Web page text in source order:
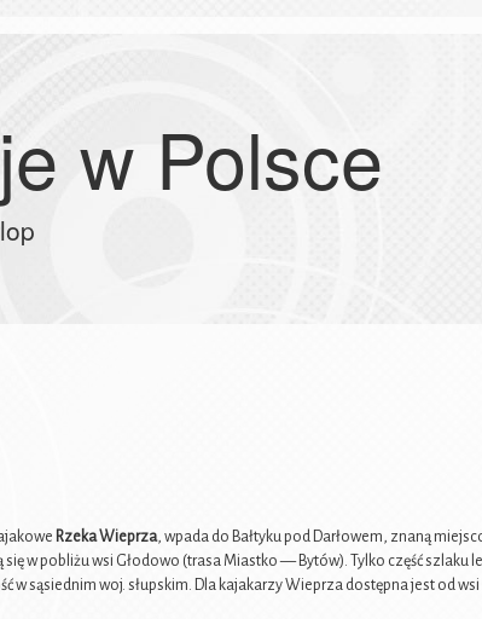
w Polsce
Rzeka Wieprza, wpada do Bałtyku pod Darłowem, znaną
się w pobliżu wsi Głodowo (trasa Miastko — Bytów). Tylko część szlaku
w sąsiednim woj. słupskim. Dla kajakarzy Wieprza dostępna jest od